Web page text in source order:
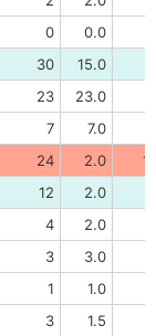
0 0.0
30 15.0
23 23.0
7 7.0
24 2.0
12 2.0
4 2.0
3 3.0
1 1.0
3 1.5